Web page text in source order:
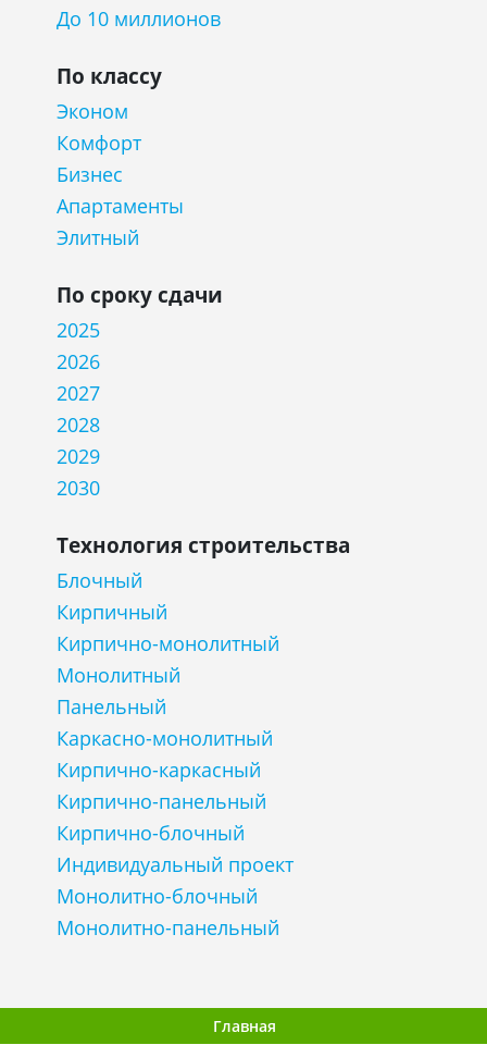
До 10 миллионов
По классу
Эконом
Комфорт
Бизнес
Апартаменты
Элитный
По сроку сдачи
2025
2026
2027
2028
2029
2030
Технология строительства
Блочный
Кирпичный
Кирпично-монолитный
Монолитный
Панельный
Каркасно-монолитный
Кирпично-каркасный
Кирпично-панельный
Кирпично-блочный
Индивидуальный проект
Монолитно-блочный
Монолитно-панельный
Главная